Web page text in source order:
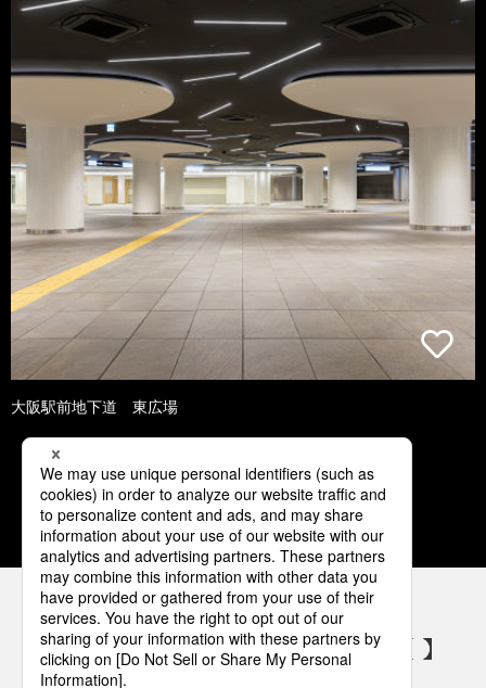
大阪駅前地下道 東広場
1 2 3 4 5
パナソニックの電気設備 SNSアカウント